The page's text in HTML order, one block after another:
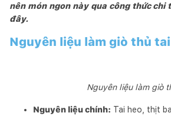
nên món ngon này qua công thức chi
đây.
Nguyên liệu làm giò thủ
Nguyên liệu làm giò
Nguyên liệu chính: Tai heo, thịt